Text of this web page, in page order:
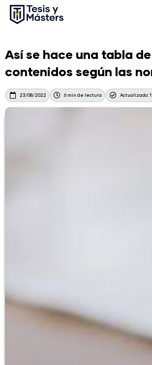
Así se hace una tabla de
contenidos según las
23/08/2022 6 min de lectura Actualizado: